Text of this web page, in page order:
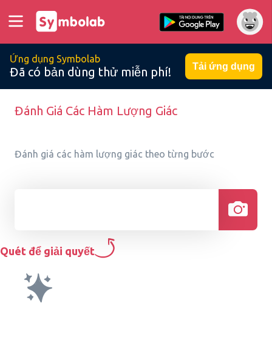
Ứng dụng Symbolab
Đã có bản dùng thử miễn phí! Tải ứng dụng
Đánh Giá Các Hàm Lượng Giác
Đánh giá các hàm lượng giác theo từng bước
Quét để giải quyết